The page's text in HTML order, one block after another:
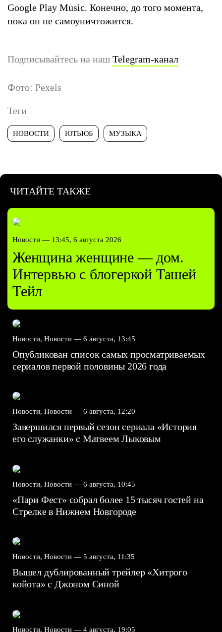
Google Play Music. Конечно, до того момента,
пока он не самоуничтожится.
Подписывайтесь на наш Telegram-канал
Фото: Pexels
Теги
НОВОСТИ ЮТЬЮБ МУЗЫКА
ЧИТАЙТЕ ТАКЖЕ
Новости — 13:45, 6 августа 2026
Женщина женщине — дом.
Интервью с блогеркой Ташей
Тейл
Новости, Новости — 6 августа, 13:45
Опубликован список самых просматриваемых
сериалов первой половины 2026 года
Новости, Новости — 6 августа, 12:20
Завершился первый сезон сериала «История
его служанки» с Матвеем Лыковым
Новости, Новости — 6 августа, 10:45
«Пари Фест» собрал более 15 тысяч гостей на
Стрелке в Нижнем Новгороде
Новости, Новости — 5 августа, 11:35
Вышел дублированный трейлер «Хитрого
койота» с Джоном Синой
Новости, Новости — 4 августа, 19:05